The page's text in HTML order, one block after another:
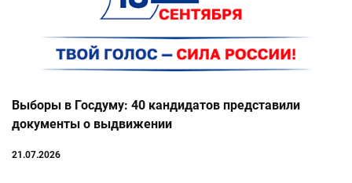
Выборы в Госдуму: 40 кандидатов представили
документы о выдвижении
21.07.2026